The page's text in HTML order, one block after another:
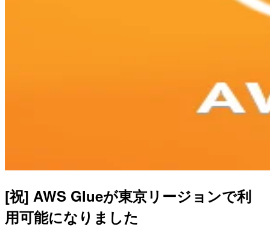
[祝] AWS Glueが東京リージョンで利
用可能になりました